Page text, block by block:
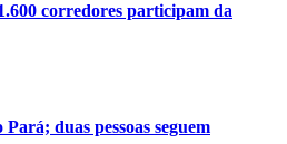
corredores participam da
duas pessoas seguem